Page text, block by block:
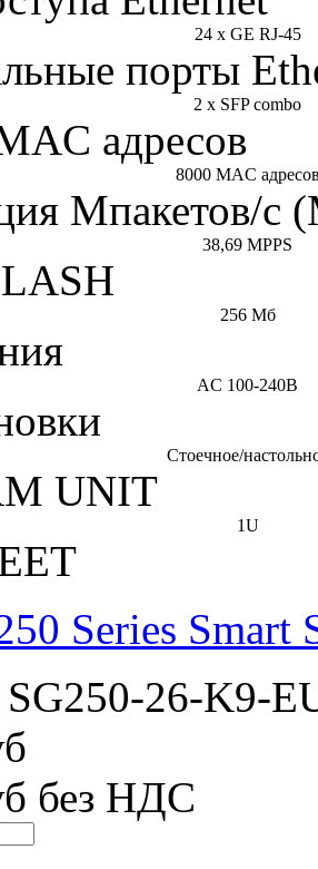
24 x GE RJ-45
порты
2 х SFP combo
адресов
8000 MAC
Мпакетов/с
38,69 MPPS
256 Мб
AC 100-240В
Стоечное/
UNIT
1U
Series Smart
SG250-26-K9-
без НДС